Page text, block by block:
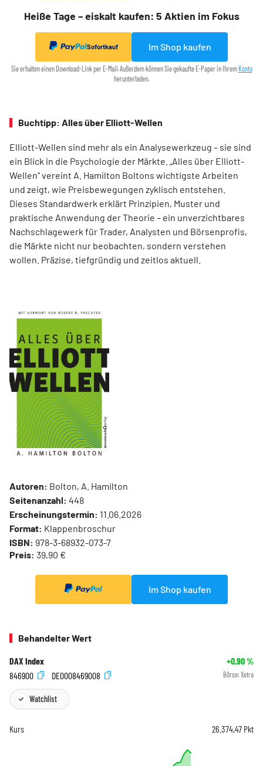
Heiße Tage – eiskalt kaufen: 5 Aktien im Fokus
Sofortkauf Im Shop kaufen
Sie erhalten einen Download-Link per E-Mail. Außerdem können Sie gekaufte E-Paper in Ihrem Konto
herunterladen.
Buchtipp: Alles über Elliott-Wellen
Elliott-Wellen sind mehr als ein Analysewerkzeug – sie sind
ein Blick in die Psychologie der Märkte. „Alles über Elliott-
Wellen“ vereint A. Hamilton Boltons wichtigste Arbeiten
und zeigt, wie Preisbewegungen zyklisch entstehen.
Dieses Standardwerk erklärt Prinzipien, Muster und
praktische Anwendung der Theorie – ein unverzichtbares
Nachschlagewerk für Trader, Analysten und Börsenprofis,
die Märkte nicht nur beobachten, sondern verstehen
wollen. Präzise, tiefgründig und zeitlos aktuell.
Autoren: Bolton, A. Hamilton
Seitenanzahl: 448
Erscheinungstermin: 11.06.2026
Format: Klappenbroschur
ISBN: 978-3-68932-073-7
Preis: 39,90 €
Im Shop kaufen
Behandelter Wert
DAX Index +0,90%
846900
DE0008469008 Börse: Xetra
Watchlist
Kurs 26.374,47 Pkt